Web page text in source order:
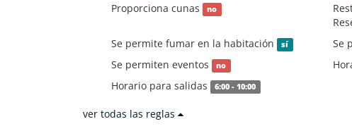
Proporciona cunas no
Se permite fumar en la habitación sí Se
Se permiten eventos no
Horario para salidas 6:00 - 10:00
ver todas las reglas